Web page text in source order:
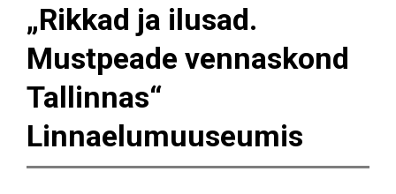
„Rikkad ja ilusad.
Mustpeade vennaskond
Tallinnas“
Linnaelumuuseumis